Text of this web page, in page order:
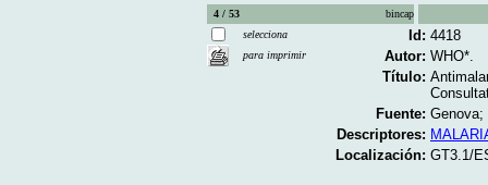
4 / 53
bincap
selecciona
para imprimir
Id: 4418
Autor: WHO*.
Título:
Fuente: Genova;
Descriptores:
Localización: GT3.1/